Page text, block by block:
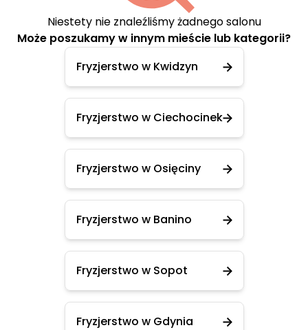
Niestety nie znaleźliśmy żadnego salonu
Może poszukamy w innym mieście lub kategorii?
Fryzjerstwo w Kwidzyn
Fryzjerstwo w Ciechocinek
Fryzjerstwo w Osięciny
Fryzjerstwo w Banino
Fryzjerstwo w Sopot
Fryzjerstwo w Gdynia